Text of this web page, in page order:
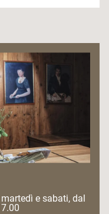
e sabati, dal